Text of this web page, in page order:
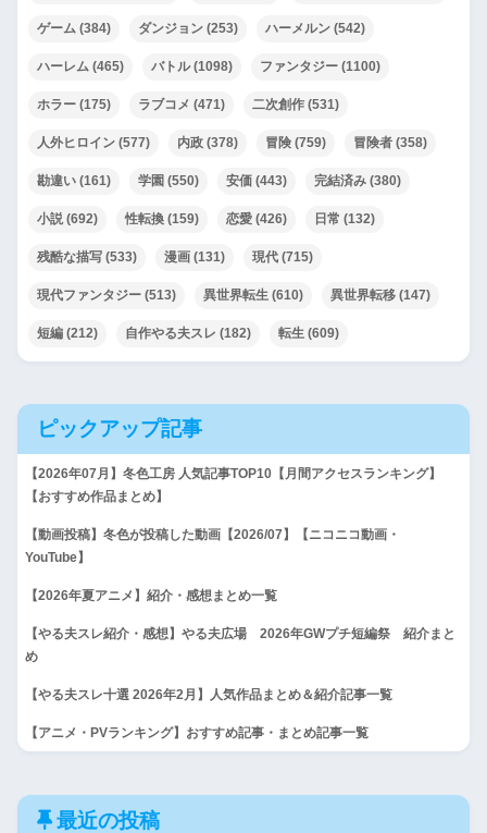
ゲーム (384) ダンジョン (253) ハーメルン (542)
ハーレム (465) バトル(1098) ファンタジー (1100)
ホラー (175) ラブコメ (471) 二次創作 (531)
人外ヒロイン (577) 内政 (378) 冒険 (759) 冒険者 (358)
勘違い (161) 学園 (550) 安価 (443) 完結済み (380)
小説(692) 性転換 (159) 恋愛 (426) 日常 (132)
残酷な描写 (533) 漫画 (131) 現代 (715)
現代ファンタジー (513) 異世界転生 (610) 異世界転移 (147)
短編 (212) 自作やる夫スレ (182) 転生 (609)
ピックアップ記事
【2026年07月】冬色工房 人気記事TOP10【月間アクセスランキング】
【おすすめ作品まとめ】
【動画投稿】冬色が投稿した動画【2026/07】【ニコニコ動画・
YouTube】
【2026年夏アニメ】紹介・感想まとめ一覧
【やる夫スレ紹介・感想】やる夫広場 2026年GWプチ短編祭 紹介まと
め
【やる夫スレ十選 2026年2月】人気作品まとめ＆紹介記事一覧
【アニメ・PVランキング】おすすめ記事・まとめ記事一覧
最近の投稿